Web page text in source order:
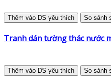
Thêm vào DS yêu thích So sánh
Tranh dán tường thác nước
Thêm vào DS yêu thích So sánh